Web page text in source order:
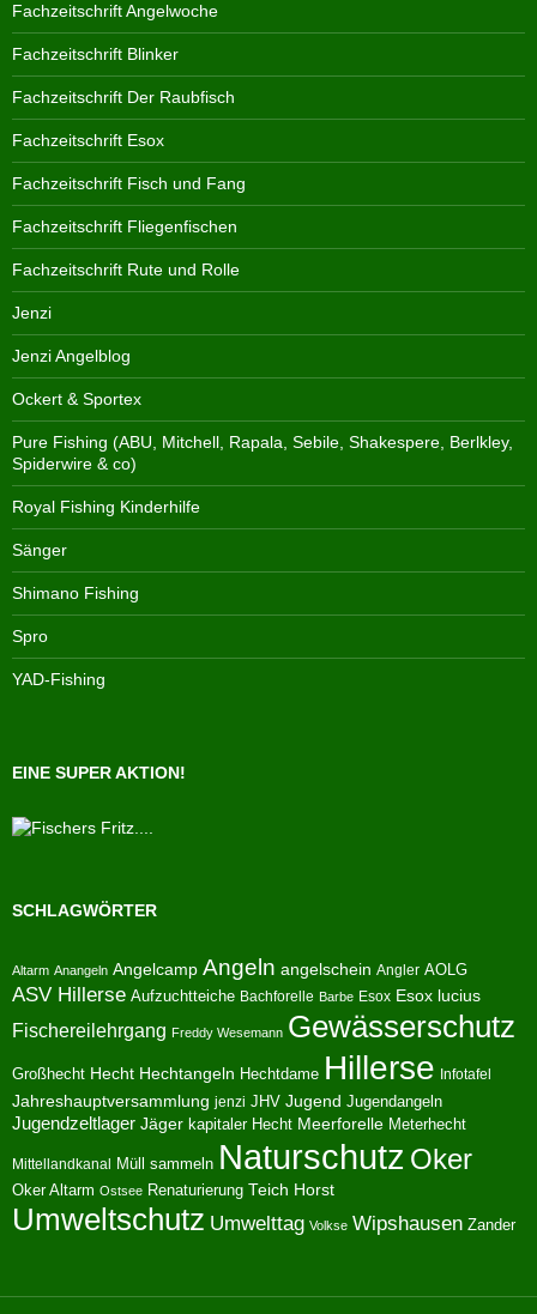
Fachzeitschrift Angelwoche
Fachzeitschrift Blinker
Fachzeitschrift Der Raubfisch
Fachzeitschrift Esox
Fachzeitschrift Fisch und Fang
Fachzeitschrift Fliegenfischen
Fachzeitschrift Rute und Rolle
Jenzi
Jenzi Angelblog
Ockert & Sportex
Pure Fishing (ABU, Mitchell, Rapala, Sebile, Shakespere, Berlkley,
Spiderwire & co)
Royal Fishing Kinderhilfe
Sänger
Shimano Fishing
Spro
YAD-Fishing
EINE SUPER AKTION!
SCHLAGWÖRTER
Altarm Anangeln Angelcamp Angeln angelschein Angler AOLG
ASV Hillerse Aufzuchtteiche Bachforelle Barbe Esox Esox lucius
Fischereilehrgang Freddy Wesemann Gewässerschutz
Großhecht Hecht Hechtangeln Hechtdame Hillerse Infotafel
Jahreshauptversammlung jenzi JHV Jugend Jugendangeln
Jugendzeltlager Jäger kapitaler Hecht Meerforelle Meterhecht
Mittellandkanal Müll sammeln Naturschutz Oker
Oker Altarm Ostsee Renaturierung Teich Horst
Umweltschutz Umwelttag Volkse Wipshausen Zander